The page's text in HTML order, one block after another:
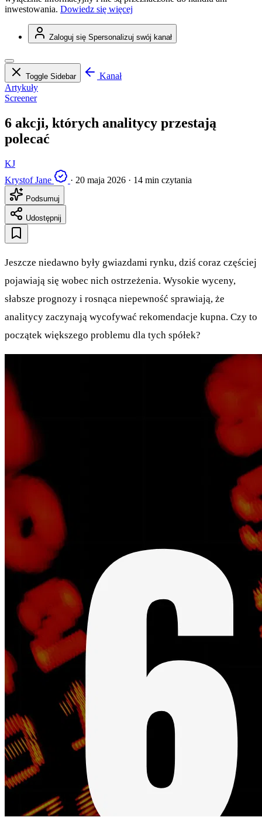
inwestowania. Dowiedz się więcej
Zaloguj się Spersonalizuj swój kanał
Toggle Sidebar
Kanał
Artykuły
Screener
6 akcji, których analitycy przestają
polecać
KJ
Krystof Jane
· 20 maja 2026 · 14 min czytania
Podsumuj
Udostępnij
Jeszcze niedawno były gwiazdami rynku, dziś coraz częściej
pojawiają się wobec nich ostrzeżenia. Wysokie wyceny,
słabsze prognozy i rosnąca niepewność sprawiają, że
analitycy zaczynają wycofywać rekomendacje kupna. Czy to
początek większego problemu dla tych spółek?